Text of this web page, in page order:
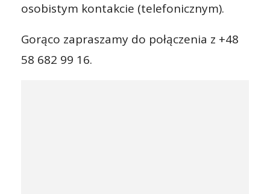
osobistym kontakcie (telefonicznym).
Gorąco zapraszamy do połączenia z +48
58 682 99 16.